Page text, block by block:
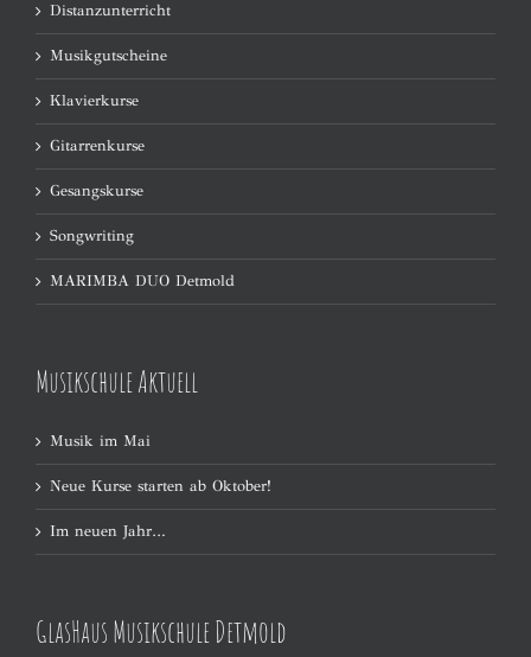
Distanzunterricht
Musikgutscheine
Klavierkurse
Gitarrenkurse
Gesangskurse
Songwriting
MARIMBA DUO Detmold
Musikschule Aktuell
Musik im Mai
Neue Kurse starten ab Oktober!
Im neuen Jahr…
GlasHaus Musikschule Detmold